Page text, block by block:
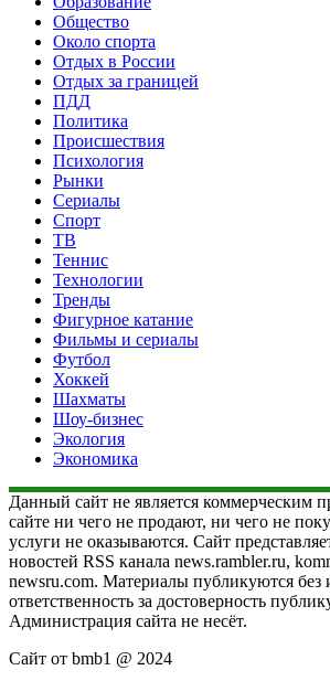
Общество
Около спорта
Отдых в России
Отдых за границей
ПДД
Политика
Происшествия
Психология
Рынки
Сериалы
Спорт
ТВ
Теннис
Технологии
Тренды
Фигурное катание
Фильмы и сериалы
Футбол
Хоккей
Шахматы
Шоу-бизнес
Экология
Экономика
Данный сайт не является коммерческим
сайте ни чего не продают, ни чего не
услуги не оказываются. Сайт
новостей RSS канала news.rambler.ru,
newsru.com. Материалы публикуются без
ответственность за достоверность
Администрация сайта не несёт.
Сайт от bmb1 @ 2024